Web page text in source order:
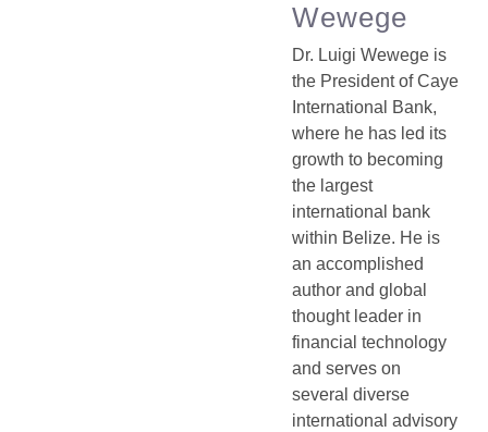
Wewege
Dr. Luigi Wewege is
the President of Caye
International Bank,
where he has led its
growth to becoming
the largest
international bank
within Belize. He is
an accomplished
author and global
thought leader in
financial technology
and serves on
several diverse
international advisory